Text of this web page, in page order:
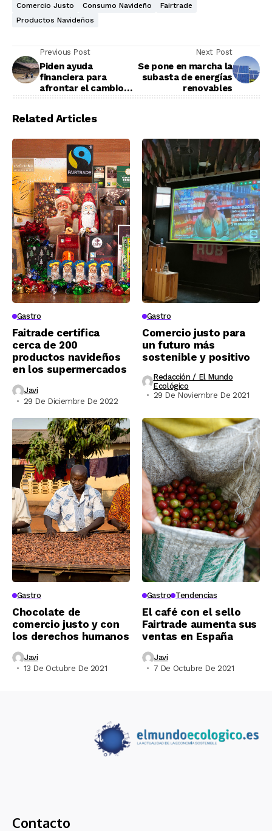
Comercio Justo Consumo Navideño
Fairtrade
Productos Navideños
Previous Post
Piden ayuda
financiera para
afrontar el cambio
Next Post
Se pone en marcha la
subasta de energías
renovables
Related Articles
Gastro
Faitrade certifica
cerca de 200
productos navideños
en los supermercados
Javi
29 De Diciembre De 2022
Gastro
Comercio justo para
un futuro más
sostenible y positivo
Redacción / El Mundo
Ecológico
29 De Noviembre De 2021
Gastro
Chocolate de
comercio justo y con
los derechos humanos
Javi
13 De Octubre De 2021
Gastro Tendencias
El café con el sello
Fairtrade aumenta sus
ventas en España
Javi
7 De Octubre De 2021
Contacto